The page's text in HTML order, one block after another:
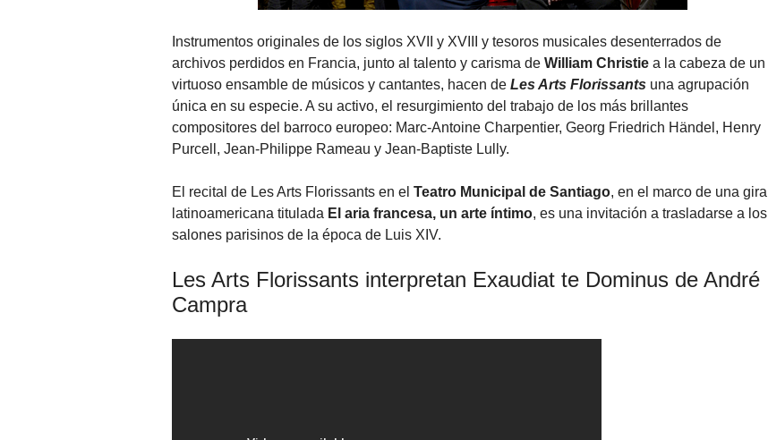
Instrumentos originales de los siglos XVII y XVIII y tesoros musicales desenterrados de
archivos perdidos en Francia, junto al talento y carisma de William Christie a la cabeza de un
virtuoso ensamble de músicos y cantantes, hacen de Les Arts Florissants una agrupación
única en su especie. A su activo, el resurgimiento del trabajo de los más brillantes
compositores del barroco europeo: Marc-Antoine Charpentier, Georg Friedrich Händel, Henry
Purcell, Jean-Philippe Rameau y Jean-Baptiste Lully.
El recital de Les Arts Florissants en el Teatro Municipal de Santiago, en el marco de una gira
latinoamericana titulada El aria francesa, un arte íntimo, es una invitación a trasladarse a los
salones parisinos de la época de Luis XIV.
Les Arts Florissants interpretan Exaudiat te Dominus de André
Campra